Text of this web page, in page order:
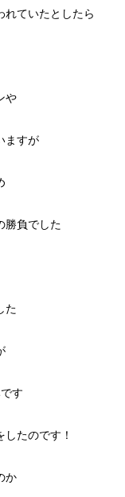
れていたとしたら
や
ますが
勝負でした
た
す
たのです！
か